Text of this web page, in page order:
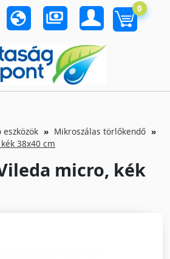
0
Mikroszálas törlőkendő
38x40 cm
micro, kék